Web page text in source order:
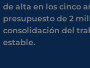
de alta en los cinco
presupuesto de 2
consolidación del
estable.